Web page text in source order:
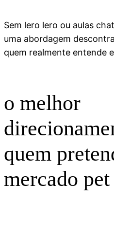
Sem lero lero ou aulas
uma abordagem
quem realmente entende
o melhor
quem
mercado pet